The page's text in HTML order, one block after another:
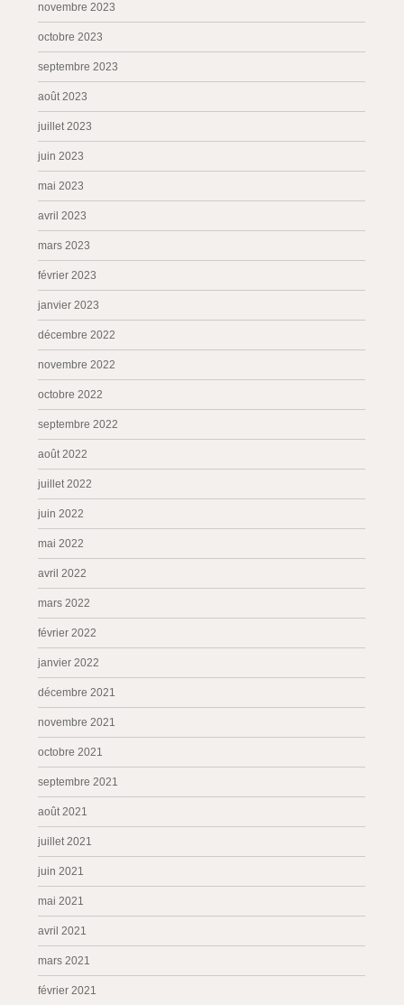
novembre 2023
octobre 2023
septembre 2023
août 2023
juillet 2023
juin 2023
mai 2023
avril 2023
mars 2023
février 2023
janvier 2023
décembre 2022
novembre 2022
octobre 2022
septembre 2022
août 2022
juillet 2022
juin 2022
mai 2022
avril 2022
mars 2022
février 2022
janvier 2022
décembre 2021
novembre 2021
octobre 2021
septembre 2021
août 2021
juillet 2021
juin 2021
mai 2021
avril 2021
mars 2021
février 2021